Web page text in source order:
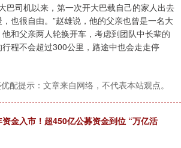
巴司机以来，第一次开大巴载自己的家人出去
也很自由。”赵雄说，他的父亲也曾是一名大
和父亲两人轮换开车，考虑到团队中长辈的
程不会超过300公里，路途中也会走走停
配提示：文章来自网络，不代表本站观点。
金入市！超450亿公募资金到位 “万亿活